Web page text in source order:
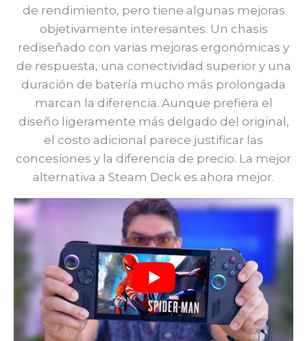
de rendimiento, pero tiene algunas mejoras
objetivamente interesantes. Un chasis
rediseñado con varias mejoras ergonómicas y
de respuesta, una conectividad superior y una
duración de batería mucho más prolongada
marcan la diferencia. Aunque prefiera el
diseño ligeramente más delgado del original,
el costo adicional parece justificar las
concesiones y la diferencia de precio. La mejor
alternativa a Steam Deck es ahora mejor.